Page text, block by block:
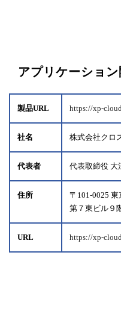
アプリケーショ
製品URL https://xp-
社名 株式会社クロ
代表者 代表取締役 大
住所
〒101-0025
第７東ビル９
URL https://xp-